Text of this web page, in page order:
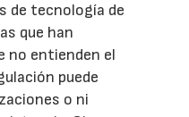
de tecnología de
que han
no entienden el
puede
o ni